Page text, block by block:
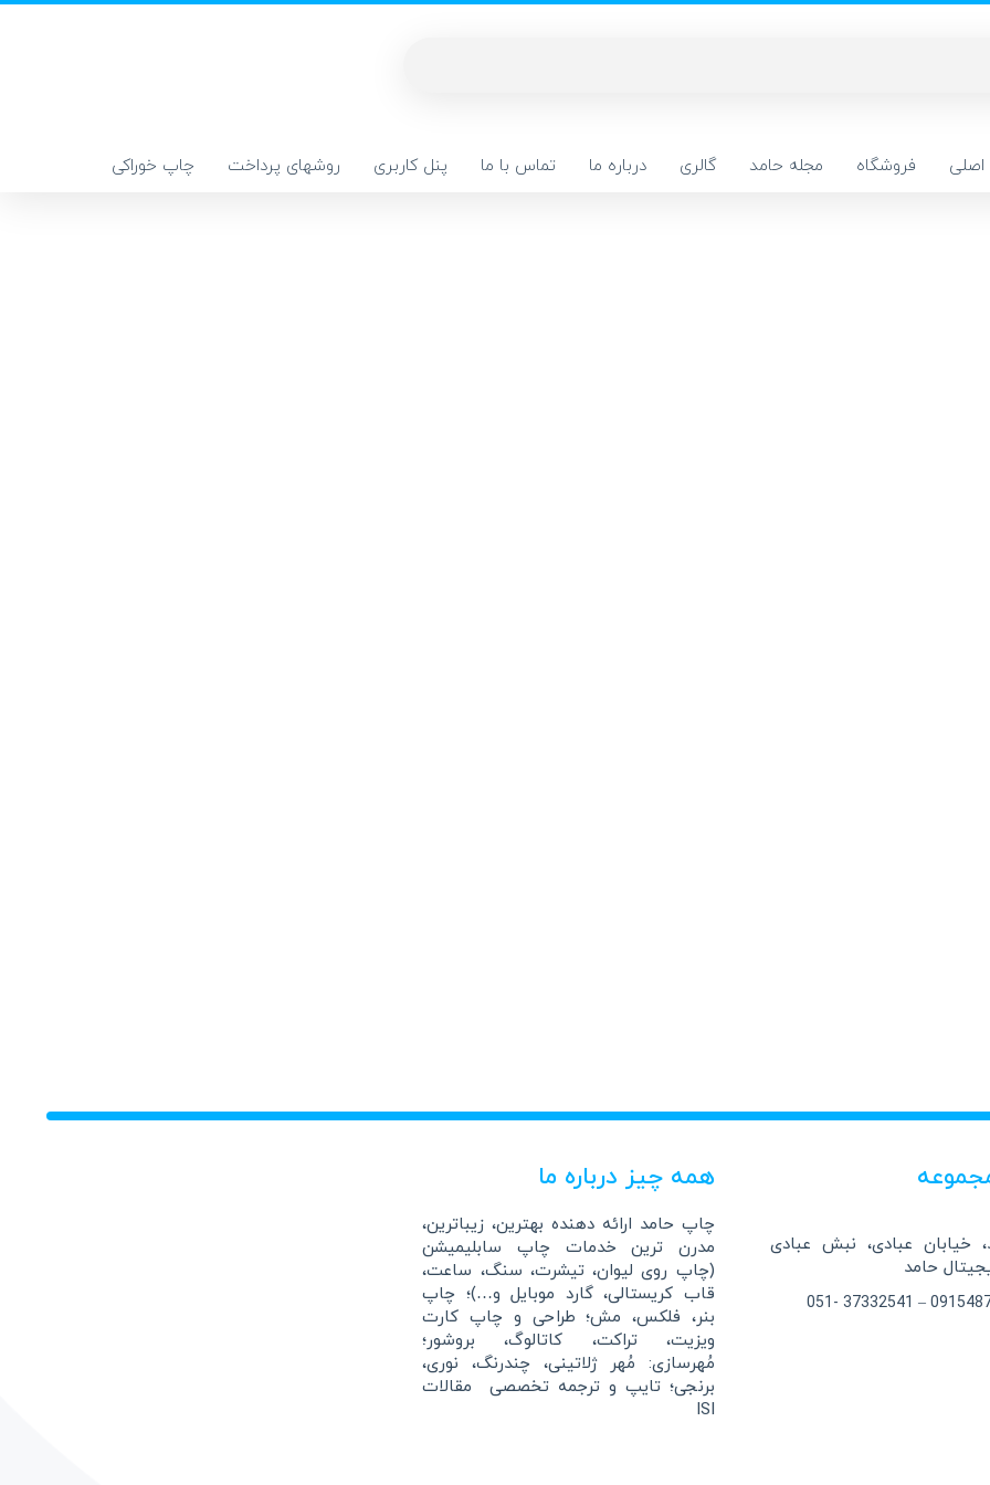
فروشگاه مجله حامد گالری درباره ما تماس با ما پنل کاربری روشهای پرداخت چاپ خوراکی
خیابان عبادی، نبش عبادی
همه چیز درباره ما
چاپ حامد ارائه دهنده بهترین، زیباترین،
مدرن ترین خدمات چاپ سابلیمیشن
(چاپ روی لیوان، تیشرت، سنگ، ساعت،
قاب کریستالی، گارد موبایل و…)؛ چاپ
بنر، فلکس، مش؛ طراحی و چاپ کارت
ویزیت، تراکت، کاتالوگ، بروشور؛
مُهرسازی: مُهر ژلاتینی، چندرنگ، نوری،
برنجی؛ تایپ و ترجمه تخصصی مقالات
ISI